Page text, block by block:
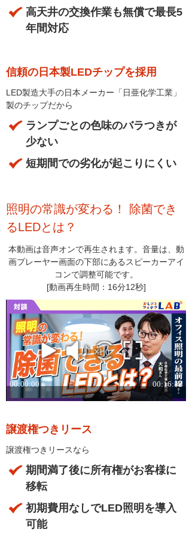
高天井の交換作業も無償で最長5
年間対応
信頼の日本製LEDチップを採用
LED製造大手の日本メーカー「日亜化学工業」
製のチップだから
ランプごとの色味のバラつきが
少ない
短期間での劣化が起こりにくい
照明の常識が変わる！ 除菌でき
るLEDとは？
本動画は音声オンで再生されます。音量は、動
画プレーヤー画面の下部にあるスピーカーアイ
コンで調整可能です。
[動画再生時間：16分12秒]
譲渡権つきリース
譲渡権つきリースなら
期間満了後に所有権がお客様に
移転
初期費用なしでLED照明を導入
可能